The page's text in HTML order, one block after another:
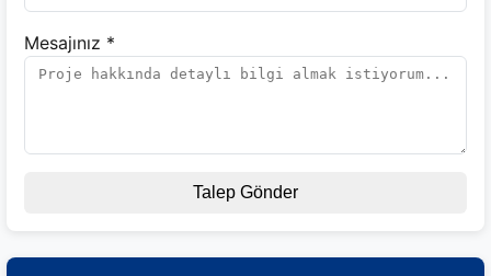
Mesajınız *
Talep Gönder